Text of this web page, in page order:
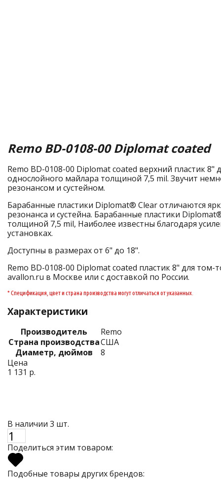
Remo BD-0108-00 Diplomat coated
Remo BD-0108-00 Diplomat coated верхний пластик 8"
однослойного майлара толщиной 7,5 mil. Звучит
резонансом и сустейном.
Барабанные пластики Diplomat® Clear отличаются
резонанса и сустейна. Барабанные пластики
толщиной 7,5 mil, Наиболее известны благодаря
установках.
Доступны в размерах от 6" до 18".
Remo BD-0108-00 Diplomat coated пластик 8" для
avallon.ru в Москве или с доставкой по России.
* Спецификация, цвет и страна производства могут отличаться от указанных.
Характеристики
Производитель
Remo
Страна производстваСША
Диаметр, дюймов
8
Цена
1 131 р.
В наличии 3 шт.
Поделиться этим товаром:
Подобные товары других брендов: